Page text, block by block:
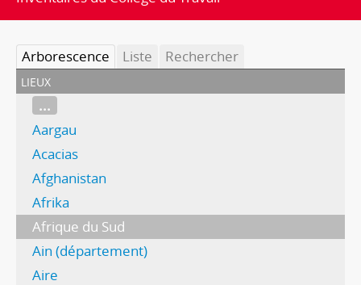
Arborescence Liste Rechercher
lieux
...
Aargau
Acacias
Afghanistan
Afrika
Afrique du Sud
Ain (département)
Aire